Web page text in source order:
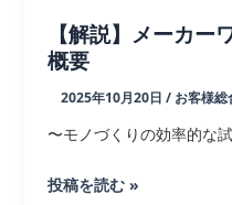
本
版
実
用
新
権
【解説】メーカー
概要
2025年10月20日 / お客様総
〜モノづくりの効率的な
【解
投稿を読む »